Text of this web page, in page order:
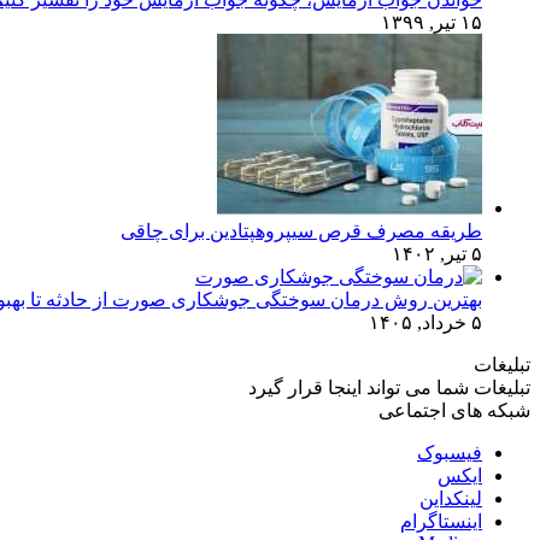
۱۵ تیر, ۱۳۹۹
طریقه مصرف قرص سیپروهپتادین برای چاقی
۵ تیر, ۱۴۰۲
بهترین روش درمان سوختگی جوشکاری صورت از حادثه تا
۵ خرداد, ۱۴۰۵
تبلیغات
تبلیغات شما می تواند اینجا قرار گیرد
شبکه های اجتماعی
فیسبوک
ایکس
لینکداین
اینستاگرام